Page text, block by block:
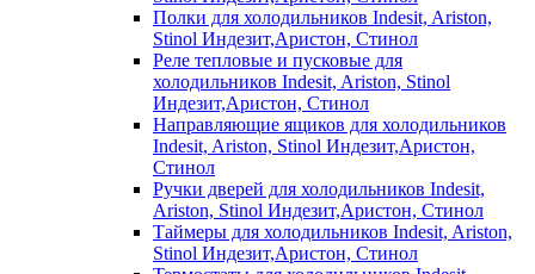
Полки для холодильников Indesit, Ariston,
Stinol Индезит,Аристон, Стинол
Реле тепловые и пусковые для
холодильников Indesit, Ariston, Stinol
Индезит,Аристон, Стинол
Направляющие ящиков для холодильников
Indesit, Ariston, Stinol Индезит,Аристон,
Стинол
Ручки дверей для холодильников Indesit,
Ariston, Stinol Индезит,Аристон, Стинол
Таймеры для холодильников Indesit, Ariston,
Stinol Индезит,Аристон, Стинол